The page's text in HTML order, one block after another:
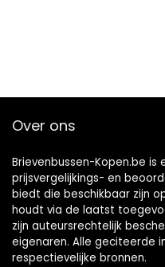
Over ons
Brievenbussen-Kopen.be
prijsvergelijkings- en
biedt die beschikbaar zijn
houdt via de laatst
zijn auteursrechtelijk
eigenaren. Alle geciteerde
respectievelijke bronnen.